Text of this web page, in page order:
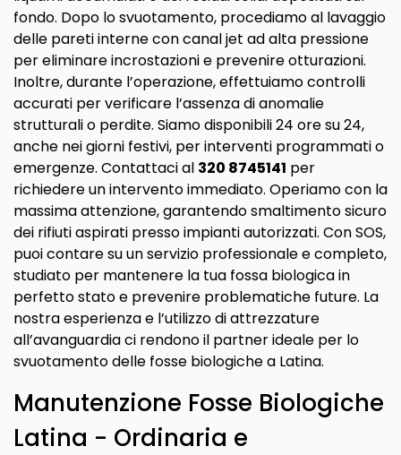
fondo. Dopo lo svuotamento, procediamo al lavaggio
delle pareti interne con canal jet ad alta pressione
per eliminare incrostazioni e prevenire otturazioni.
Inoltre, durante l’operazione, effettuiamo controlli
accurati per verificare l’assenza di anomalie
strutturali o perdite. Siamo disponibili 24 ore su 24,
anche nei giorni festivi, per interventi programmati o
emergenze. Contattaci al 320 8745141 per
richiedere un intervento immediato. Operiamo con la
massima attenzione, garantendo smaltimento sicuro
dei rifiuti aspirati presso impianti autorizzati. Con SOS,
puoi contare su un servizio professionale e completo,
studiato per mantenere la tua fossa biologica in
perfetto stato e prevenire problematiche future. La
nostra esperienza e l’utilizzo di attrezzature
all’avanguardia ci rendono il partner ideale per lo
svuotamento delle fosse biologiche a Latina.
Manutenzione Fosse Biologiche
Latina - Ordinaria e